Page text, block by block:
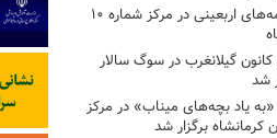
اجرای برنامه‌های اربعینی در مرکز شماره ۱۰
کانون گیلانغرب در سوگ سالار
شد
«به یاد بچه‌های میناب» در مرکز